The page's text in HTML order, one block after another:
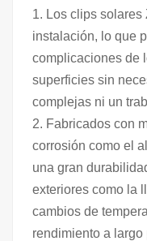
1. Los clips solares
instalación, lo que
complicaciones de
superficies sin
complejas ni un
2. Fabricados con
corrosión como el
una gran
exteriores como la
cambios de
rendimiento a largo